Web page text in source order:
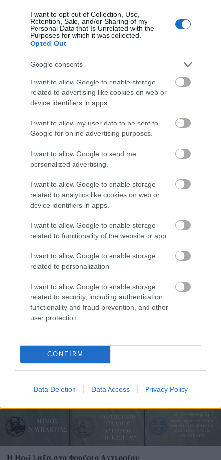
I want to opt-out of Collection, Use,
Retention, Sale, and/or Sharing of my
Personal Data that Is Unrelated with the
Purposes for which it was collected.
Opted Out
Google consents
I want to allow Google to enable storage
related to advertising like cookies on web or
device identifiers in apps.
I want to allow my user data to be sent to
Google for online advertising purposes.
I want to allow Google to send me
personalized advertising.
I want to allow Google to enable storage
related to analytics like cookies on web or
device identifiers in apps.
I want to allow Google to enable storage
related to functionality of the website or app.
I want to allow Google to enable storage
related to personalization.
I want to allow Google to enable storage
related to security, including authentication
functionality and fraud prevention, and other
user protection.
CONFIRM
Data Deletion Data Access Privacy Policy
Δέκα χρόνια προόδου με ένα μοντέλο ΑΙ – η ανακάλυψη
Η Ηρώ Σαΐα στο Φρούριο Αντιρρίου